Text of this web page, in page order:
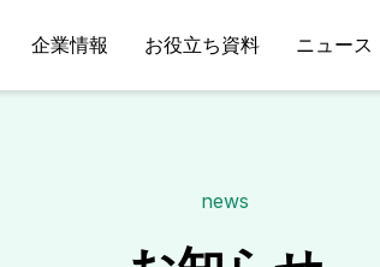
企業情報 お役立ち資料 ニュース
news